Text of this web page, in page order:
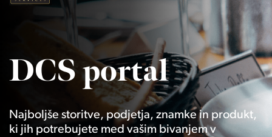
DCS portal
Najboljše storitve, podjetja, znamke in produkt,
ki jih potrebujete med vašim bivanjem v